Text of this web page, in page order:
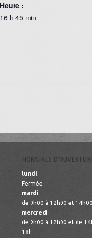
Heure :
16 h 45 min
HORAIRES
lundi
Fermée
mardi
de 9h00 à 12h00 et
mercredi
de 9h00 à 12h00 et de
18h